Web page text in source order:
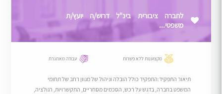
לחברה ציבורית בינ"ל דרוש/ה יועץ/ת
משפטי...
מקצוענות ללא פשרות עבודה מאתגרת
תיאור התפקיד:התפקיד כולל הובלה וניהול של מגוון רחב של תחומי
המשפט בחברה, בדגש על רכש, הסכמים מסחריים, התקשרויות, רגולציה,